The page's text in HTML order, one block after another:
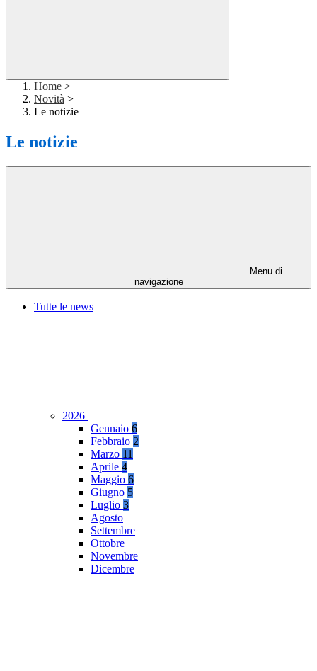
Home >
Novità >
Le notizie
Le notizie
Menu di
navigazione
Tutte le news
2026
Gennaio 6
Febbraio 2
Marzo 11
Aprile 4
Maggio 6
Giugno 5
Luglio 3
Agosto
Settembre
Ottobre
Novembre
Dicembre